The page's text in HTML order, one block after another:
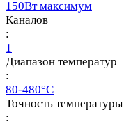
150Вт максимум
Каналов
:
1
Диапазон температур
:
80-480°C
Точность температуры
: